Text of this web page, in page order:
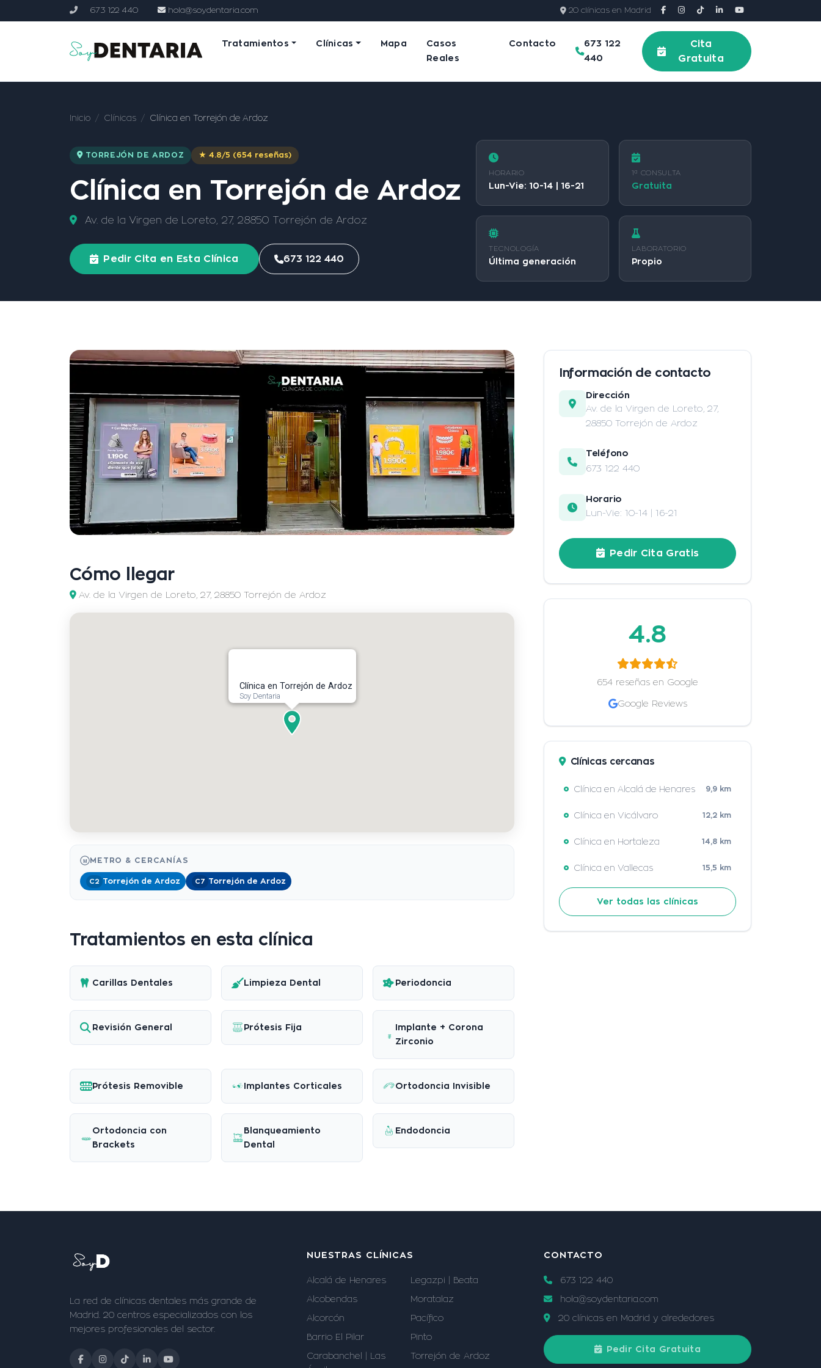
673 122 440 hola@soydentaria.com 20 clínicas en Madrid
Tratamientos Clínicas Mapa
Casos
Reales
Contacto
673 122
440
Cita
Gratuita
Inicio Clínicas Clínica en Torrejón de Ardoz
TORREJÓN DE ARDOZ ★ 4.8/5 (654 reseñas)
Clínica en Torrejón de Ardoz
Av. de la Virgen de Loreto, 27, 28850 Torrejón de Ardoz
Pedir Cita en Esta Clínica 673 122 440
HORARIO
Lun-Vie: 10-14 | 16-21
1ª CONSULTA
Gratuita
TECNOLOGÍA
Última generación
LABORATORIO
Propio
Cómo llegar
Av. de la Virgen de Loreto, 27, 28850 Torrejón de Ardoz
Clínica en Torrejón de Ardoz
Soy Dentaria
M METRO & CERCANÍAS
C2 Torrejón de Ardoz C7 Torrejón de Ardoz
Tratamientos en esta clínica
Carillas Dentales Limpieza Dental Periodoncia
Revisión General Prótesis Fija
Implante + Corona
Zirconio
Prótesis Removible Implantes Corticales Ortodoncia Invisible
Ortodoncia con
Brackets
Blanqueamiento
Dental
Endodoncia
Información de contacto
Dirección
Av. de la Virgen de Loreto, 27,
28850 Torrejón de Ardoz
Teléfono
673 122 440
Horario
Lun-Vie: 10-14 | 16-21
Pedir Cita Gratis
4.8
654 reseñas en Google
Google Reviews
Clínicas cercanas
Clínica en Alcalá de Henares 9,9 km
Clínica en Vicálvaro 12,2 km
Clínica en Hortaleza 14,8 km
Clínica en Vallecas 15,5 km
Ver todas las clínicas
La red de clínicas dentales más grande de
Madrid. 20 centros especializados con los
mejores profesionales del sector.
NUESTRAS CLÍNICAS
Alcalá de Henares
Alcobendas
Alcorcón
Barrio El Pilar
Carabanchel | Las
Legazpi | Beata
Moratalaz
Pacífico
Pinto
Torrejón de Ardoz
CONTACTO
673 122 440
hola@soydentaria.com
20 clínicas en Madrid y alrededores
Pedir Cita Gratuita